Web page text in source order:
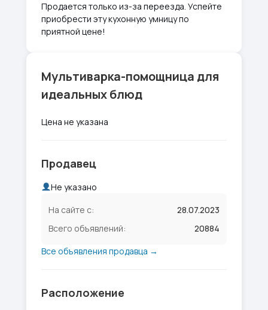
Продается только из-за переезда. Успейте
приобрести эту кухонную умницу по
приятной цене!
Мультиварка-помощница для
идеальных блюд
Цена не указана
Продавец
Не указано
На сайте с:
28.07.2023
Всего объявлений:
20884
Все объявления продавца →
Расположение